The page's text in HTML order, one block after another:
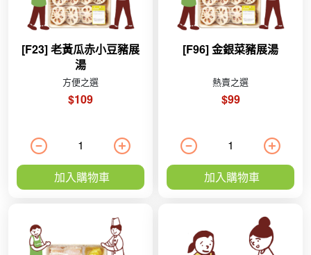
[F23] 老黃瓜赤小豆豬展
湯
方便之選
$109
加入購物車
[F96] 金銀菜豬展湯
熱賣之選
$99
加入購物車